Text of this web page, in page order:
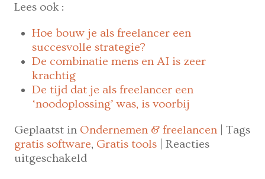
Lees ook :
Hoe bouw je als freelancer een
succesvolle strategie?
De combinatie mens en AI is zeer
krachtig
De tijd dat je als freelancer een
‘noodoplossing’ was, is voorbij
Geplaatst in Ondernemen & freelancen
Tags
gratis software, Gratis tools
Reacties
uitgeschakeld